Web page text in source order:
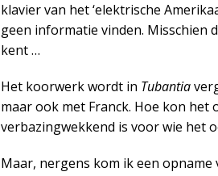
klavier van het ‘elektrische
geen informatie vinden. Misschien
kent …
Het koorwerk wordt in Tubantia
maar ook met Franck. Hoe kon
verbazingwekkend is voor wie het
Maar, nergens kom ik een